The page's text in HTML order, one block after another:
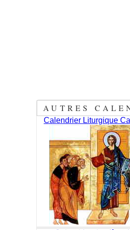
AUTRES
Calendrier Liturgique